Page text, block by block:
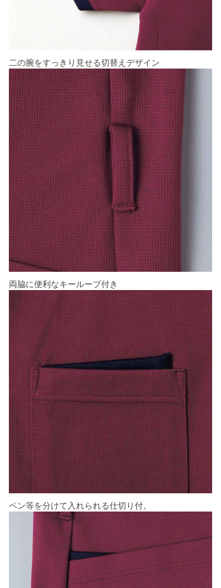
二の腕をすっきり見せる切替えデザイン
両脇に便利なキーループ付き
ペン等を分けて入れられる仕切り付。